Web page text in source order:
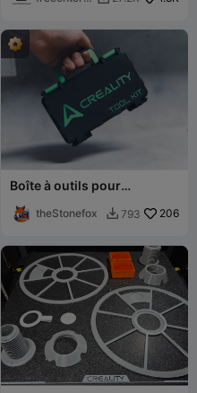
Boîte à outils pour
CREALITY
theStonefox  793 206